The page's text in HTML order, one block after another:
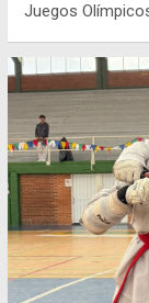
Juegos